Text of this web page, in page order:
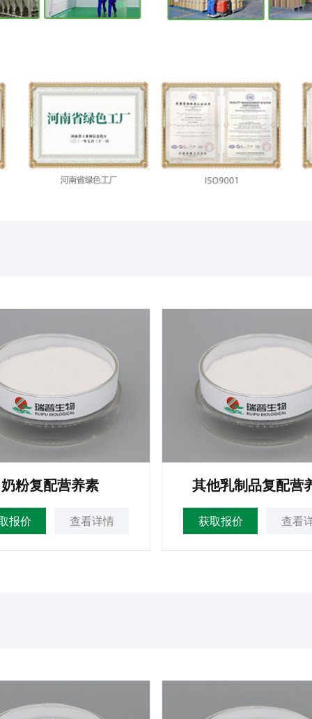
奶粉复配营养素
报价 查看详情
其他乳制品复配营
获取报价 查看